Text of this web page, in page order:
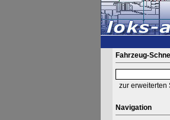
Fahrzeug-
zur erweiterten
Navigation